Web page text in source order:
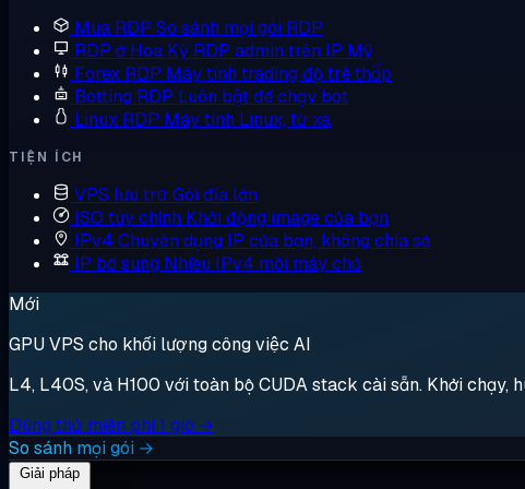
Mua RDP So sánh mọi gói RDP
RDP ở Hoa Kỳ RDP admin trên IP Mỹ
Forex RDP Máy tính trading độ trễ thấp
Botting RDP Luôn bật để chạy bot
Linux RDP Máy tính Linux, từ xa
TIỆN ÍCH
VPS lưu trữGói đĩa lớn
ISO tùy chỉnh Khởi động image của bạn
IPv4 Chuyên dụng IP của bạn, không chia sẻ
IP bổ sung Nhiều IPv4 mỗi máy chủ
Mới
GPU VPS cho khối lượng công việc AI
L4, L40S, và H100 với toàn bộ CUDA stack cài sẵn. Khởi chạy,
Dùng thử miễn phí 1 giờ →
So sánh mọi gói →